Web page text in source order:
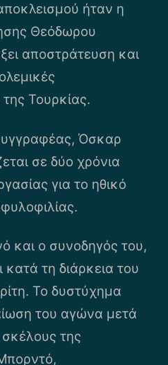
ήταν η
Θεόδωρου
αποστράτευση και
Τουρκίας.
Όσκαρ
σε δύο χρόνια
για το ηθικό
και ο συνοδηγός του,
κατά τη διάρκεια του
Το δυστύχημα
του αγώνα μετά
της